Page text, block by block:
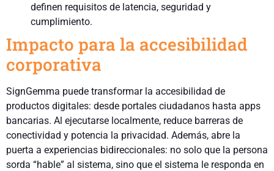
definen requisitos de latencia, seguridad y
cumplimiento.
Impacto para la accesibilidad
corporativa
SignGemma puede transformar la accesibilidad de
productos digitales: desde portales ciudadanos hasta apps
bancarias. Al ejecutarse localmente, reduce barreras de
conectividad y potencia la privacidad. Además, abre la
puerta a experiencias bidireccionales: no solo que la persona
sorda “hable” al sistema, sino que el sistema le responda en